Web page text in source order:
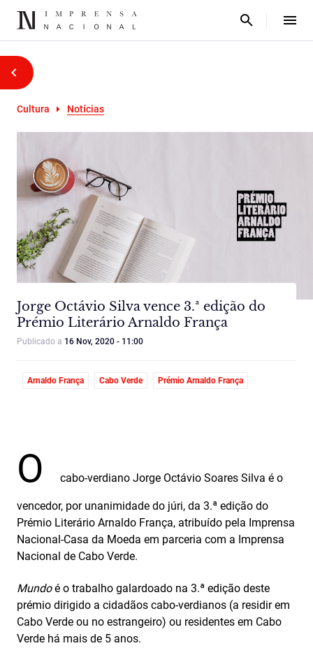
Cultura Notícias
Jorge Octávio Silva vence 3.ª edição do
Prémio Literário Arnaldo França
Publicado a 16 Nov, 2020 - 11:00
Arnaldo França Cabo Verde Prémio Arnaldo França
O cabo-verdiano Jorge Octávio Soares Silva é o
vencedor, por unanimidade do júri, da 3.ª edição do
Prémio Literário Arnaldo França, atribuído pela Imprensa
Nacional-Casa da Moeda em parceria com a Imprensa
Nacional de Cabo Verde.
Mundoé o trabalho galardoado na 3.ª edição deste
prémio dirigido a cidadãos cabo‑verdianos (a residir em
Cabo Verde ou no estrangeiro) ou residentes em Cabo
Verde há mais de 5 anos.